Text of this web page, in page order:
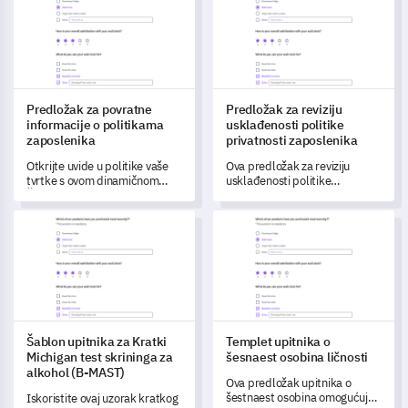
s upotrebljivošću i općih
povratnih informacija.
profesionalnost i osobine.
Predložak za povratne
informacije o politikama
zaposlenika
Otkrijte uvide u politike vaše
tvrtke s ovom dinamičnom
informacija zaposlenika.
Predložak za reviziju
usklađenosti politike
privatnosti zaposlenika
Ova predložak za reviziju
usklađenosti politike
omogućuje vam da procijenite i
razumijete svijest vaših
zaposlenika o politici
privatnosti vaše tvrtke.
Šablon upitnika za Kratki Michigan test skrininga za alkohol
Šablon upitnika za Kratki
Michigan test skrininga za
alkohol (B-MAST)
Iskoristite ovaj uzorak kratkog
Templet upitnika o šesnaest
Templet upitnika o
šesnaest osobina ličnosti
Ova predložak upitnika o
šestnaest osobina omogućuje